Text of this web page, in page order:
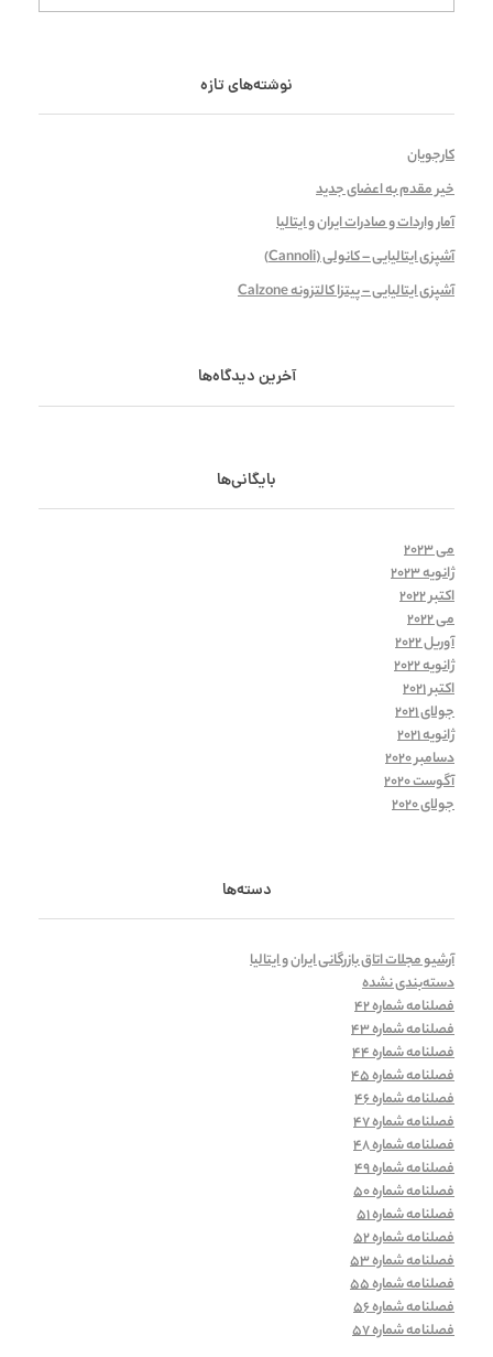
نوشته‌های تازه
کارجویان
خیر مقدم به اعضای جدید
آمار واردات و صادرات ایران و ایتالیا
آشپزی ایتالیایی – کانولی (Cannoli)
آشپزی ایتالیایی – پیتزا کالتزونه Calzone
آخرین دیدگاه‌ها
بایگانی‌ها
می 2023
ژانویه 2023
اکتبر 2022
می 2022
آوریل 2022
ژانویه 2022
اکتبر 2021
جولای 2021
ژانویه 2021
دسامبر 2020
آگوست 2020
جولای 2020
دسته‌ها
آرشیو مجلات اتاق بازرگانی ایران و ایتالیا
دسته‌بندی نشده
فصلنامه شماره 42
فصلنامه شماره 43
فصلنامه شماره 44
فصلنامه شماره 45
فصلنامه شماره 46
فصلنامه شماره 47
فصلنامه شماره 48
فصلنامه شماره 49
فصلنامه شماره 50
فصلنامه شماره 51
فصلنامه شماره 52
فصلنامه شماره 53
فصلنامه شماره 55
فصلنامه شماره 56
فصلنامه شماره 57